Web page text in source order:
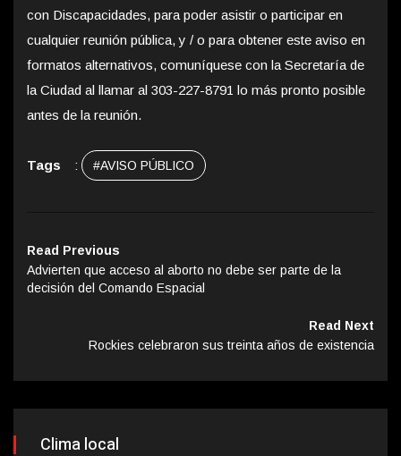
con Discapacidades, para poder asistir o participar en
cualquier reunión pública, y / o para obtener este aviso en
formatos alternativos, comuníquese con la Secretaría de
la Ciudad al llamar al 303-227-8791 lo más pronto posible
antes de la reunión.
Tags : #AVISO PÚBLICO
Read Previous
Advierten que acceso al aborto no debe ser parte de la
decisión del Comando Espacial
Read Next
Rockies celebraron sus treinta años de existencia
Clima local